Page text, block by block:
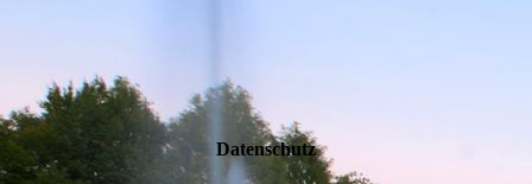
Datenschutz